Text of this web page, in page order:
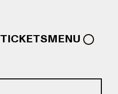
TICKETSMENU